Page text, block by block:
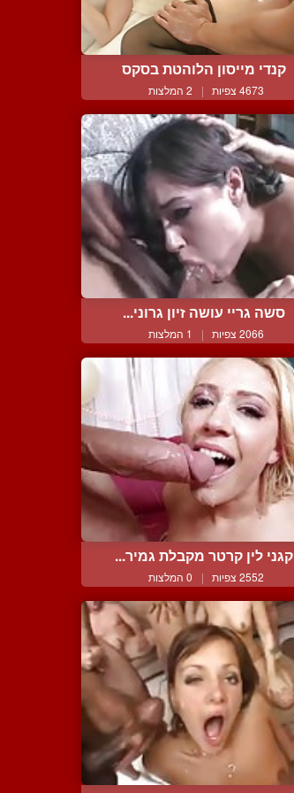
קנדי מייסון הלוהטת בסקס
4673 צפיות | 2 המלצות
סשה גריי עושה זיון גרוני...
2066 צפיות | 1 המלצות
קגני לין קרטר מקבלת גמיר...
2552 צפיות | 0 המלצות